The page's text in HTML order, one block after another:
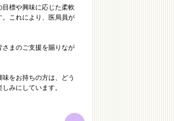
標や興味に応じた柔軟
これにより、医局員が
まのご支援を賜りなが
をお持ちの方は、どう
みにしています。